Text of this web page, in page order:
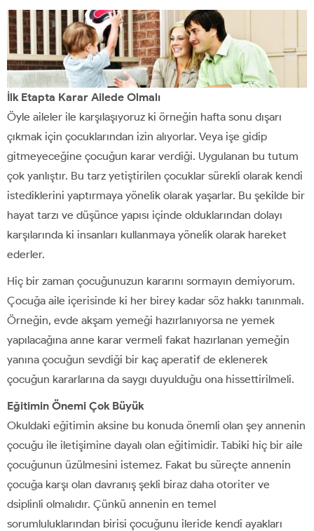
İlk Etapta Karar Ailede Olmalı
Öyle aileler ile karşılaşıyoruz ki örneğin hafta sonu dışarı
çıkmak için çocuklarından izin alıyorlar. Veya işe gidip
gitmeyeceğine çocuğun karar verdiği. Uygulanan bu tutum
çok yanlıştır. Bu tarz yetiştirilen çocuklar sürekli olarak kendi
istediklerini yaptırmaya yönelik olarak yaşarlar. Bu şekilde bir
hayat tarzı ve düşünce yapısı içinde olduklarından dolayı
karşılarında ki insanları kullanmaya yönelik olarak hareket
ederler.
Hiç bir zaman çocuğunuzun kararını sormayın demiyorum.
Çocuğa aile içerisinde ki her birey kadar söz hakkı tanınmalı.
Örneğin, evde akşam yemeği hazırlanıyorsa ne yemek
yapılacağına anne karar vermeli fakat hazırlanan yemeğin
yanına çocuğun sevdiği bir kaç aperatif de eklenerek
çocuğun kararlarına da saygı duyulduğu ona hissettirilmeli.
Eğitimin Önemi Çok Büyük
Okuldaki eğitimin aksine bu konuda önemli olan şey annenin
çocuğu ile iletişimine dayalı olan eğitimidir. Tabiki hiç bir aile
çocuğunun üzülmesini istemez. Fakat bu süreçte annenin
çocuğa karşı olan davranış şekli biraz daha otoriter ve
dsiplinli olmalıdır. Çünkü annenin en temel
sorumluluklarından birisi çocuğunu ileride kendi ayakları